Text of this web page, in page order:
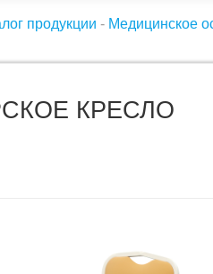
продукции - Медицинское
КРЕСЛО